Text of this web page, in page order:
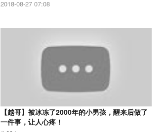
2018-08-27 07:08
【越哥】被冰冻了2000年的小男孩，醒来后做了
一件事，让人心疼！